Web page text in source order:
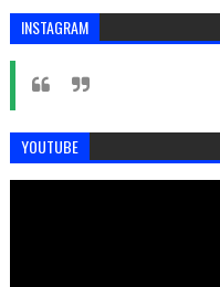
INSTAGRAM
YOUTUBE